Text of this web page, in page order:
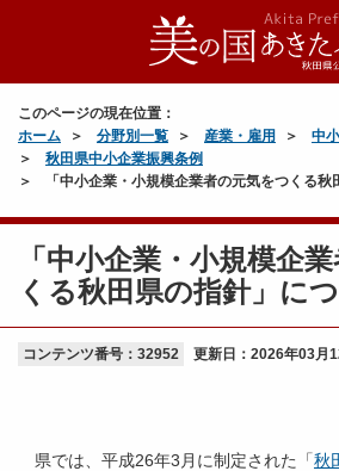
このページの現在位置：
ホーム
分野別一覧 産業・雇用
中
秋田県中小企業振興条例
「中小企業・小規模企業者の元気をつくる秋
「中小企業・小規模企
くる秋田県の指針」に
コンテンツ番号：32952 更新日： 2026年03月
県では、平成26年3月に制定された「秋